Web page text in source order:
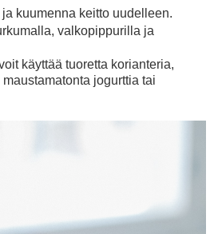
kuumenna keitto uudelleen.
valkopippurilla ja
käyttää tuoretta korianteria,
jogurttia tai